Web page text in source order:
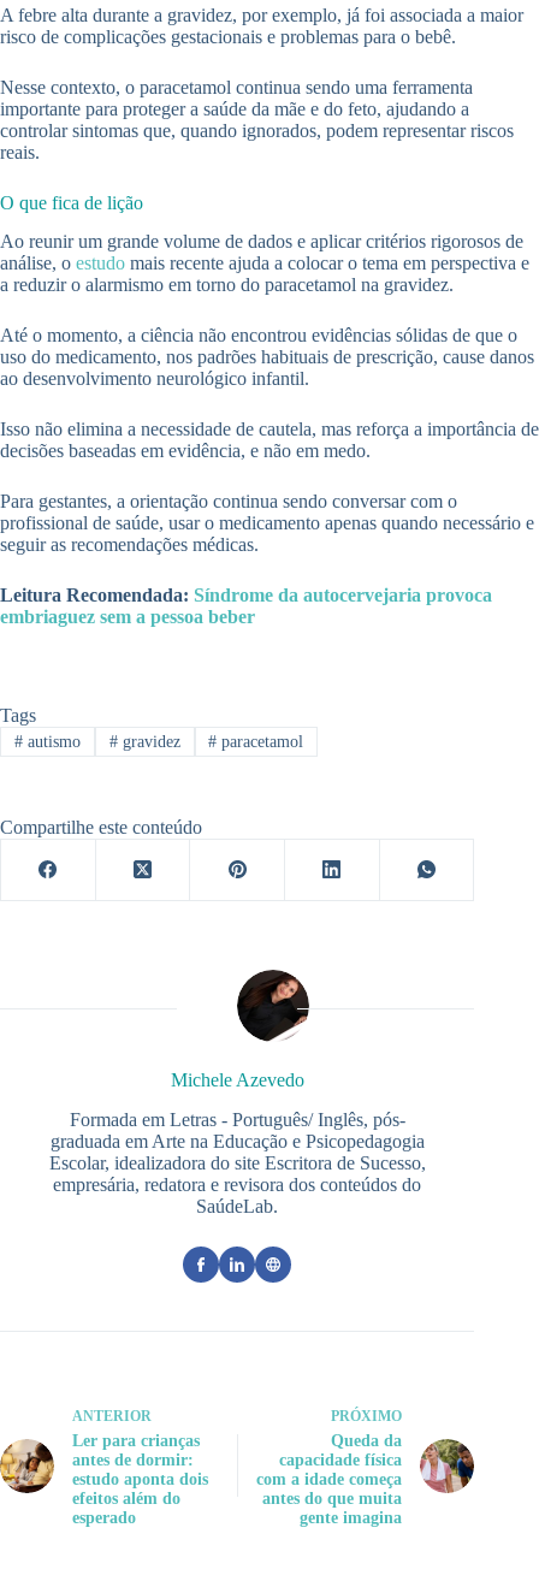
A febre alta durante a gravidez, por exemplo, já foi associada a maior
risco de complicações gestacionais e problemas para o bebê.
Nesse contexto, o paracetamol continua sendo uma ferramenta
importante para proteger a saúde da mãe e do feto, ajudando a
controlar sintomas que, quando ignorados, podem representar riscos
reais.
O que fica de lição
Ao reunir um grande volume de dados e aplicar critérios rigorosos de
análise, o estudo mais recente ajuda a colocar o tema em perspectiva e
a reduzir o alarmismo em torno do paracetamol na gravidez.
Até o momento, a ciência não encontrou evidências sólidas de que o
uso do medicamento, nos padrões habituais de prescrição, cause danos
ao desenvolvimento neurológico infantil.
Isso não elimina a necessidade de cautela, mas reforça a importância de
decisões baseadas em evidência, e não em medo.
Para gestantes, a orientação continua sendo conversar com o
profissional de saúde, usar o medicamento apenas quando necessário e
seguir as recomendações médicas.
Leitura Recomendada: Síndrome da autocervejaria provoca
embriaguez sem a pessoa beber
Tags
#autismo #gravidez # paracetamol
Compartilhe este conteúdo
Michele Azevedo
Formada em Letras - Português/ Inglês, pós-
graduada em Arte na Educação e Psicopedagogia
Escolar, idealizadora do site Escritora de Sucesso,
empresária, redatora e revisora dos conteúdos do
SaúdeLab.
ANTERIOR
Ler para crianças
antes de dormir:
estudo aponta dois
efeitos além do
esperado
PRÓXIMO
Queda da
capacidade física
com a idade começa
antes do que muita
gente imagina